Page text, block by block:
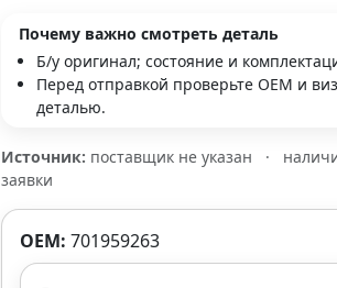
Почему важно смотреть деталь
Б/у оригинал; состояние и
Перед отправкой проверьте OEM и
деталью.
Источник: поставщик не указан ·
заявки
OEM: 701959263